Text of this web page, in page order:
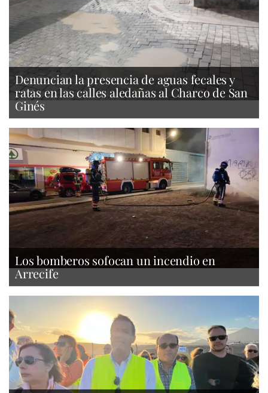
Denuncian la presencia de aguas fecales y
ratas en las calles aledañas al Charco de San
Ginés
Los bomberos sofocan un incendio en
Arrecife